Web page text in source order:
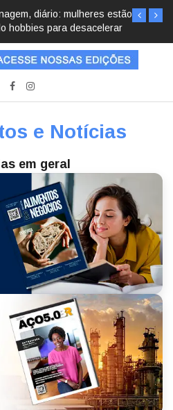
diário: mulheres estão
hobbies para desacelerar
e Notícias
em geral